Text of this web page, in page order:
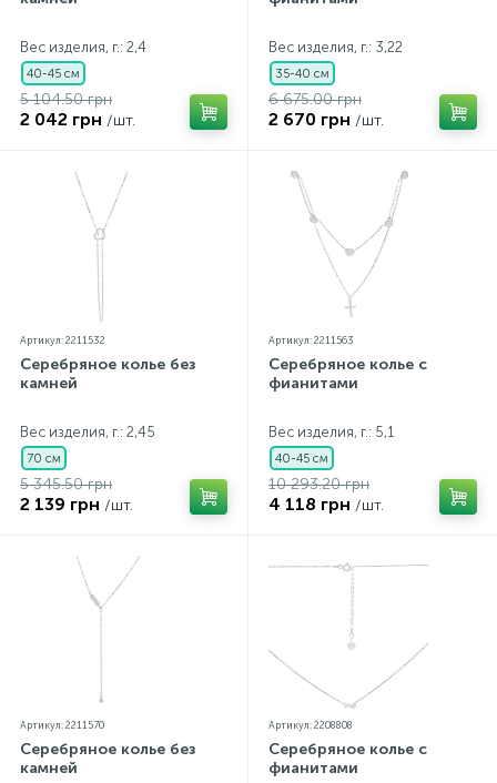
Вес изделия, г.: 2,4
40-45 см
5 104.50 грн
2 042 грн /шт.
Вес изделия, г.: 3,22
35-40 см
6 675.00 грн
2 670 грн /шт.
Артикул: 2211532
Серебряное колье без
камней
Вес изделия, г.: 2,45
70 см
5 345.50 грн
2 139 грн /шт.
Артикул: 2211563
Серебряное колье с
фианитами
Вес изделия, г.: 5,1
40-45 см
10 293.20 грн
4 118 грн /шт.
Артикул: 2211570
Серебряное колье без
камней
Артикул: 2208808
Серебряное колье с
фианитами